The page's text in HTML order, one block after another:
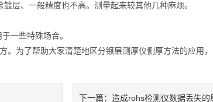
、一般精度也不高。测量起来较其他几种麻烦。
一些特殊场合。
为了帮助大家清楚地区分镀层测厚仪侧厚方法的应用
下一篇：造成rohs检测仪数据丢失的